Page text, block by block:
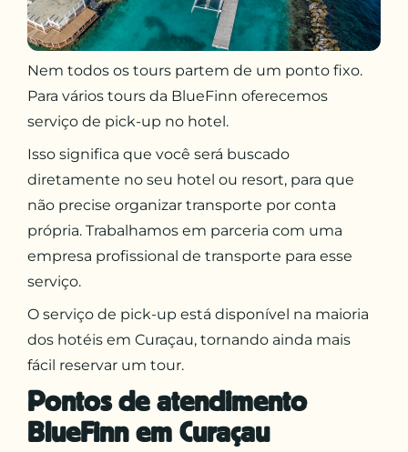
Nem todos os tours partem de um ponto fixo.
Para vários tours da BlueFinn oferecemos
serviço de pick-up no hotel.
Isso significa que você será buscado
diretamente no seu hotel ou resort, para que
não precise organizar transporte por conta
própria. Trabalhamos em parceria com uma
empresa profissional de transporte para esse
serviço.
O serviço de pick-up está disponível na maioria
dos hotéis em Curaçau, tornando ainda mais
fácil reservar um tour.
Pontos de atendimento
BlueFinn em Curaçau